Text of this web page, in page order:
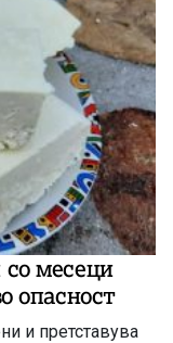
месеци
опасност
и претставува